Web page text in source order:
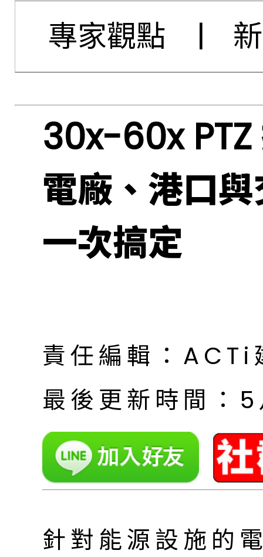
專家觀點
|
30x-60x PTZ
電廠、港口
一次搞定
責任編輯：ACTi
最後更新時間
針對能源設施的